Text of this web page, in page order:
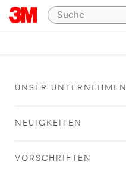
UNSER UNTERNEHMEN
NEUIGKEITEN
VORSCHRIFTEN